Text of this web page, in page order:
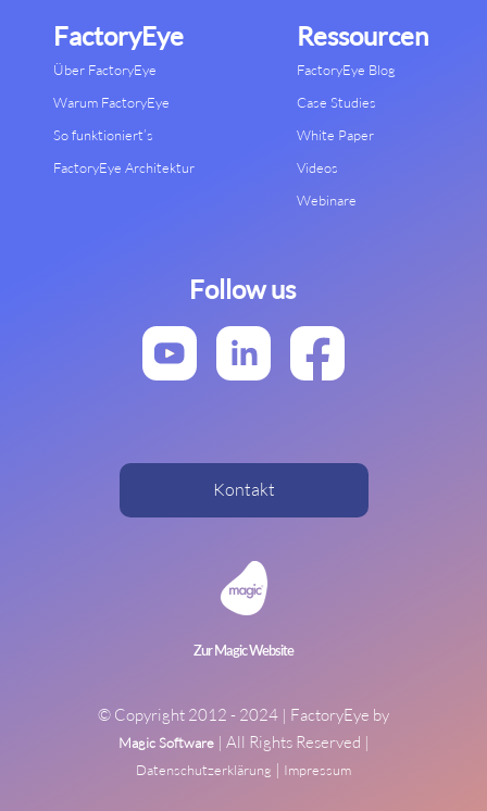
FactoryEye
Über FactoryEye
Warum FactoryEye
So funktioniert’s
FactoryEye Architektur
Ressourcen
FactoryEye Blog
Case Studies
White Paper
Videos
Webinare
Follow us
Kontakt
Zur Magic Website
© Copyright 2012 - 2024 | FactoryEye by
Magic Software| All Rights Reserved |
Datenschutzerklärung | Impressum